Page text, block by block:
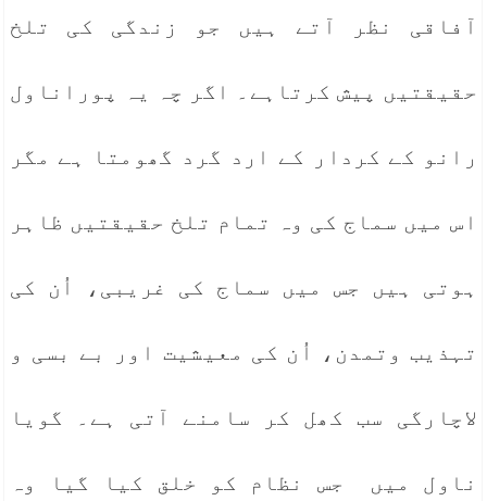
آفاقی نظر آتے ہیں جو زندگی کی تلخ
حقیقتیں پیش کرتاہے۔ اگر چہ یہ پوراناول
رانو کے کردار کے ارد گرد گھومتا ہے مگر
اس میں سماج کی وہ تمام تلخ حقیقتیں ظاہر
ہوتی ہیں جس میں سماج کی غریبی، اُن کی
تہذیب وتمدن، اُن کی معیشیت اور بے بسی و
لاچارگی سب کھل کر سامنے آتی ہے۔ گویا
ناول میں جس نظام کو خلق کیا گیا وہ